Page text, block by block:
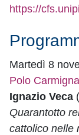
https://
Martedì 8
Polo
Ignazio Veca
Quarantotto
cattolico nelle